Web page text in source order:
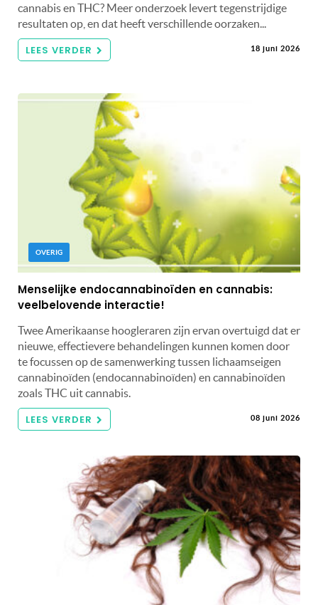
cannabis en THC? Meer onderzoek levert tegenstrijdige
resultaten op, en dat heeft verschillende oorzaken...
LEES VERDER 18 juni 2026
OVERIG
Menselijke endocannabinoïden en cannabis:
veelbelovende interactie!
Twee Amerikaanse hoogleraren zijn ervan overtuigd dat er
nieuwe, effectievere behandelingen kunnen komen door
te focussen op de samenwerking tussen lichaamseigen
cannabinoïden (endocannabinoïden) en cannabinoïden
zoals THC uit cannabis.
LEES VERDER 08 juni 2026